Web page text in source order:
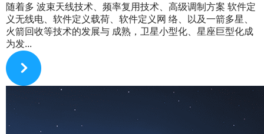
随着多 波束天线技术、频率复用技术、高级调制方案 软件定
义无线电、软件定义载荷、软件定义网 络、以及一箭多星、
火箭回收等技术的发展与 成熟，卫星小型化、星座巨型化成
为发...